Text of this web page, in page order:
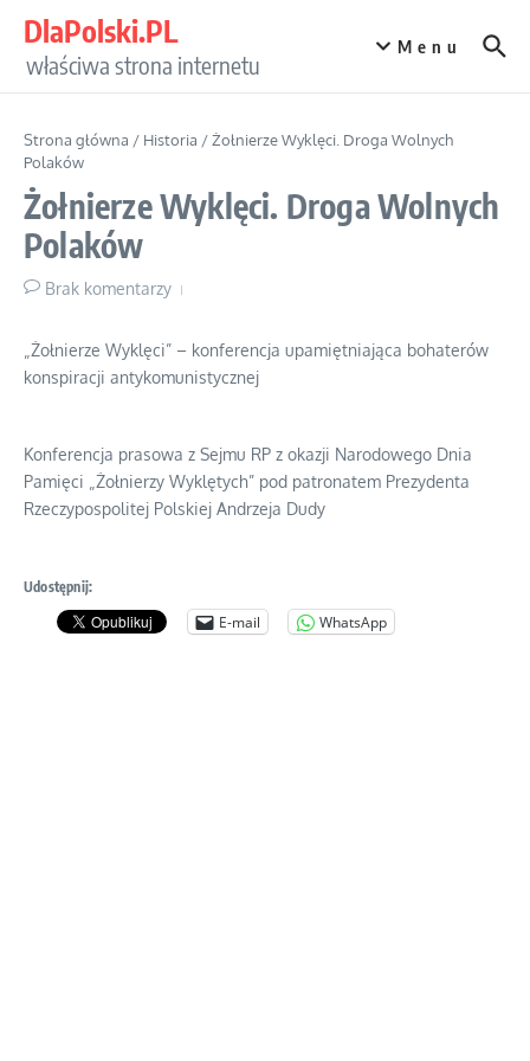
DlaPolski.PL
właściwa strona internetu
Menu
Strona główna / Historia /Żołnierze Wyklęci. Droga Wolnych
Polaków
Żołnierze Wyklęci. Droga Wolnych
Polaków
Brak komentarzy
„Żołnierze Wyklęci” – konferencja upamiętniająca bohaterów
konspiracji antykomunistycznej
Konferencja prasowa z Sejmu RP z okazji Narodowego Dnia
Pamięci „Żołnierzy Wyklętych” pod patronatem Prezydenta
Rzeczypospolitej Polskiej Andrzeja Dudy
Udostępnij:
E-mail WhatsApp